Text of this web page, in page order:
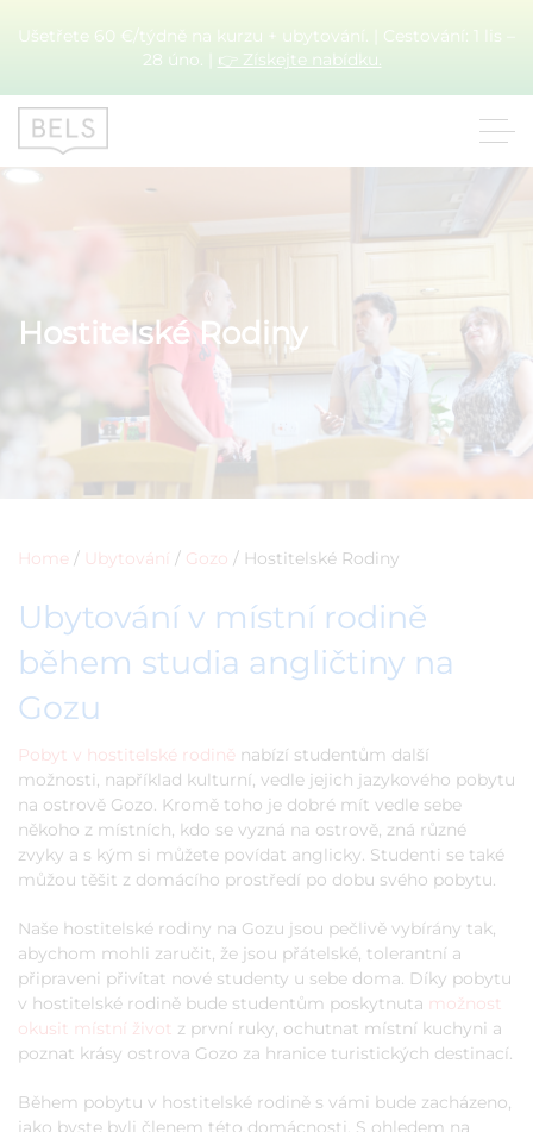
Ušetřete 60 €/týdně na kurzu + ubytování. | Cestování: 1 lis –
28 úno. | 👉 Získejte nabídku.
Hostitelské Rodiny
Home / Ubytování / Gozo / Hostitelské Rodiny
Ubytování v místní rodině
během studia angličtiny na
Gozu
Pobyt v hostitelské rodině nabízí studentům další
možnosti, například kulturní, vedle jejich jazykového pobytu
na ostrově Gozo. Kromě toho je dobré mít vedle sebe
někoho z místních, kdo se vyzná na ostrově, zná různé
zvyky a s kým si můžete povídat anglicky. Studenti se také
můžou těšit z domácího prostředí po dobu svého pobytu.
Naše hostitelské rodiny na Gozu jsou pečlivě vybírány tak,
abychom mohli zaručit, že jsou přátelské, tolerantní a
připraveni přivítat nové studenty u sebe doma. Díky pobytu
v hostitelské rodině bude studentům poskytnuta možnost
okusit místní život z první ruky, ochutnat místní kuchyni a
poznat krásy ostrova Gozo za hranice turistických destinací.
Během pobytu v hostitelské rodině s vámi bude zacházeno,
jako byste byli členem této domácnosti. S ohledem na